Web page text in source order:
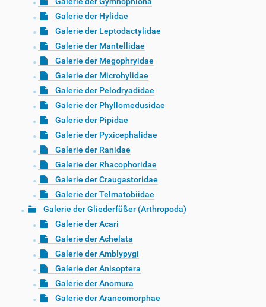
Galerie der Hylidae
Galerie der Leptodactylidae
Galerie der Mantellidae
Galerie der Megophryidae
Galerie der Microhylidae
Galerie der Pelodryadidae
Galerie der Phyllomedusidae
Galerie der Pipidae
Galerie der Pyxicephalidae
Galerie der Ranidae
Galerie der Rhacophoridae
Galerie der Craugastoridae
Galerie der Telmatobiidae
Galerie der Gliederfüßer (Arthropoda)
Galerie der Acari
Galerie der Achelata
Galerie der Amblypygi
Galerie der Anisoptera
Galerie der Anomura
Galerie der Araneomorphae